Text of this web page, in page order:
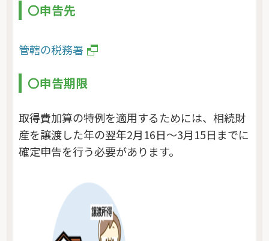
〇申告先
管轄の税務署
〇申告期限
取得費加算の特例を適用するためには、相続財
産を譲渡した年の翌年2月16日～3月15日までに
確定申告を行う必要があります。